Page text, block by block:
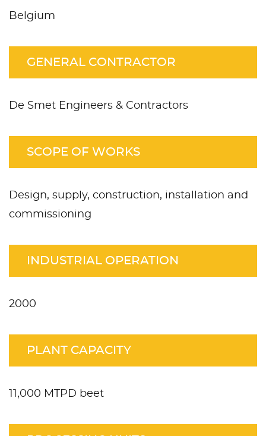
Belgium
GENERAL CONTRACTOR
De Smet Engineers & Contractors
SCOPE OF WORKS
Design, supply, construction, installation and
commissioning
INDUSTRIAL OPERATION
2000
PLANT CAPACITY
11,000 MTPD beet